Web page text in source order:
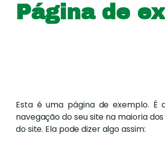
Página de
Esta é uma página de exemplo.
navegação do seu site na maioria
do site. Ela pode dizer algo assim: